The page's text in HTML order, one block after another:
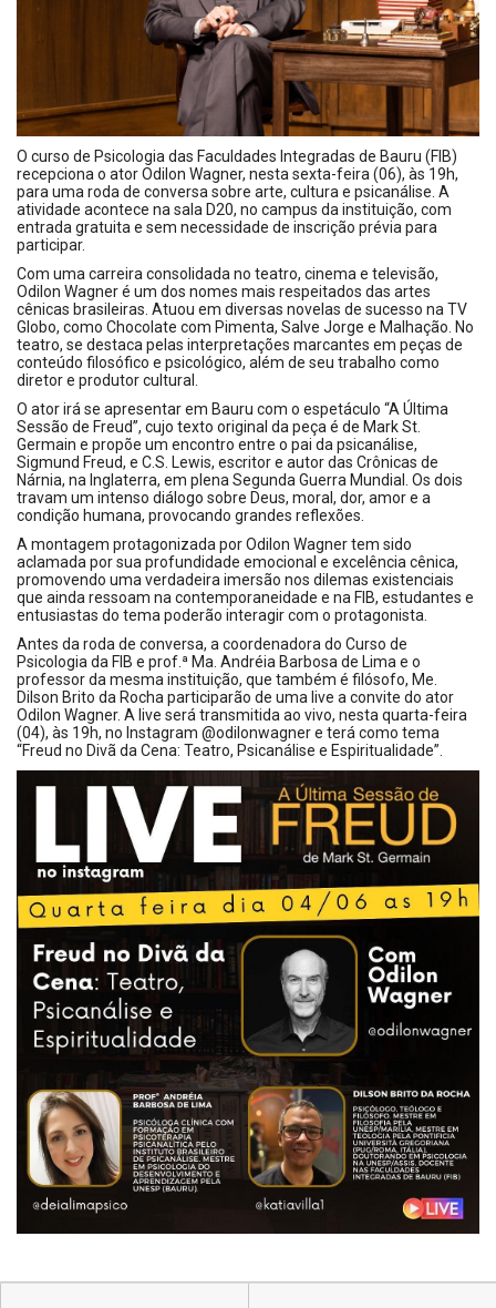
O curso de Psicologia das Faculdades Integradas de Bauru (FIB)
recepciona o ator Odilon Wagner, nesta sexta-feira (06), às 19h,
para uma roda de conversa sobre arte, cultura e psicanálise. A
atividade acontece na sala D20, no campus da instituição, com
entrada gratuita e sem necessidade de inscrição prévia para
participar.
Com uma carreira consolidada no teatro, cinema e televisão,
Odilon Wagner é um dos nomes mais respeitados das artes
cênicas brasileiras. Atuou em diversas novelas de sucesso na TV
Globo, como Chocolate com Pimenta, Salve Jorge e Malhação. No
teatro, se destaca pelas interpretações marcantes em peças de
conteúdo filosófico e psicológico, além de seu trabalho como
diretor e produtor cultural.
O ator irá se apresentar em Bauru com o espetáculo “A Última
Sessão de Freud”, cujo texto original da peça é de Mark St.
Germain e propõe um encontro entre o pai da psicanálise,
Sigmund Freud, e C.S. Lewis, escritor e autor das Crônicas de
Nárnia, na Inglaterra, em plena Segunda Guerra Mundial. Os dois
travam um intenso diálogo sobre Deus, moral, dor, amor e a
condição humana, provocando grandes reflexões.
A montagem protagonizada por Odilon Wagner tem sido
aclamada por sua profundidade emocional e excelência cênica,
promovendo uma verdadeira imersão nos dilemas existenciais
que ainda ressoam na contemporaneidade e na FIB, estudantes e
entusiastas do tema poderão interagir com o protagonista.
Antes da roda de conversa, a coordenadora do Curso de
Psicologia da FIB e prof.ª Ma. Andréia Barbosa de Lima e o
professor da mesma instituição, que também é filósofo, Me.
Dilson Brito da Rocha participarão de uma live a convite do ator
Odilon Wagner. A live será transmitida ao vivo, nesta quarta-feira
(04), às 19h, no Instagram @odilonwagner e terá como tema
“Freud no Divã da Cena: Teatro, Psicanálise e Espiritualidade”.